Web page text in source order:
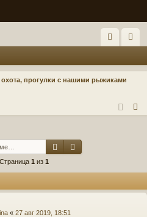
д ис
ац
охота, прогулки с нашими рыжиками
Поиск
1 из 1
« 27 авг 2019, 18:51